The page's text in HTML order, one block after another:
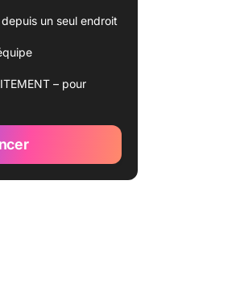
un seul endroit
– pour